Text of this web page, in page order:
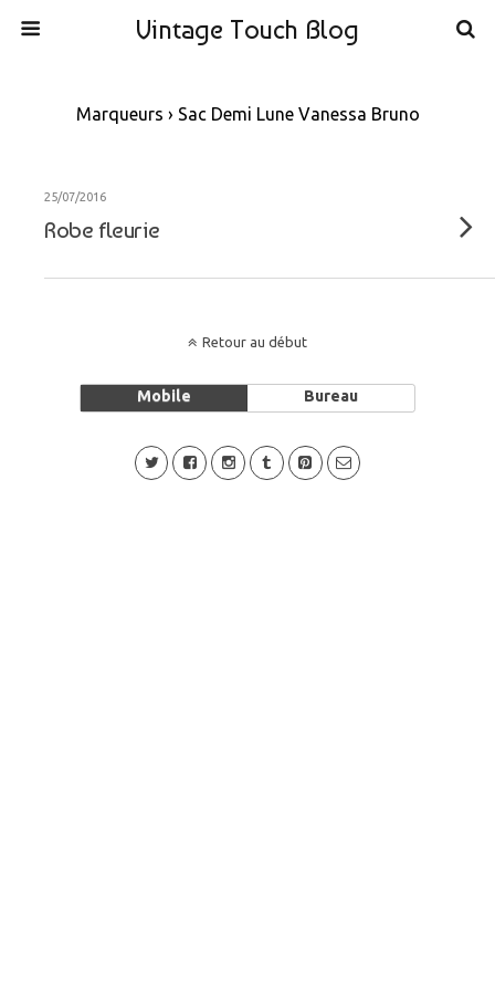
Vintage Touch Blog
Marqueurs › Sac Demi Lune Vanessa Bruno
25/07/2016
Robe fleurie
Retour au début
Mobile Bureau